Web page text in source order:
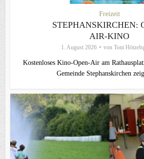
Freizeit
STEPHANSKIRCHEN:
AIR-KINO
1. August 2026 von Toni
Kostenloses Kino-Open-Air am
Gemeinde Stephanskirchen